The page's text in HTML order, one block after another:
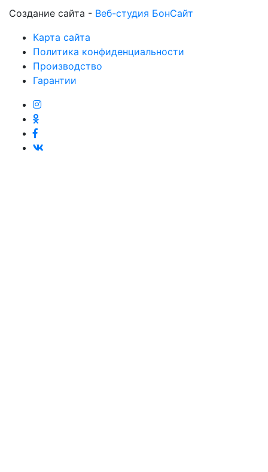
Создание сайта - Веб-студия БонСайт
Карта сайта
Политика конфиденциальности
Производство
Гарантии